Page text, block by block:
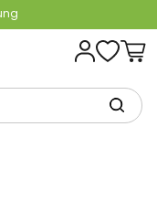
Sperrgut